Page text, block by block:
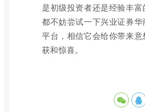
是初级投资者还是经验丰富
都不妨尝试一下兴业证券
平台，相信它会给你带来
获和惊喜。